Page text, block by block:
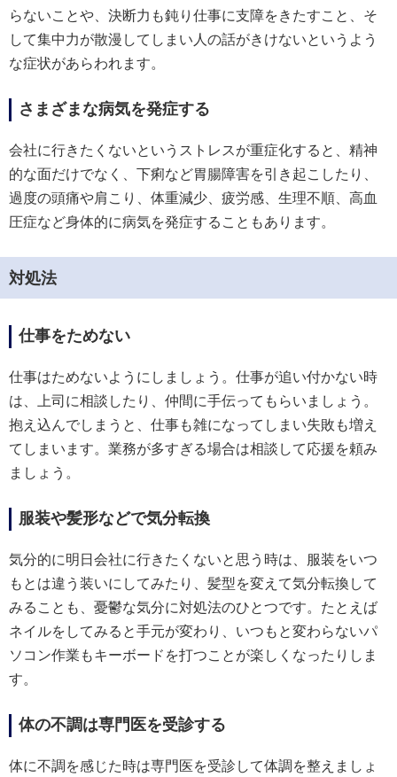
らないことや、決断力も鈍り仕事に支障をきたすこと、そ
して集中力が散漫してしまい人の話がきけないというよう
な症状があらわれます。
さまざまな病気を発症する
会社に行きたくないというストレスが重症化すると、精神
的な面だけでなく、下痢など胃腸障害を引き起こしたり、
過度の頭痛や肩こり、体重減少、疲労感、生理不順、高血
圧症など身体的に病気を発症することもあります。
対処法
仕事をためない
仕事はためないようにしましょう。仕事が追い付かない時
は、上司に相談したり、仲間に手伝ってもらいましょう。
抱え込んでしまうと、仕事も雑になってしまい失敗も増え
てしまいます。業務が多すぎる場合は相談して応援を頼み
ましょう。
服装や髪形などで気分転換
気分的に明日会社に行きたくないと思う時は、服装をいつ
もとは違う装いにしてみたり、髪型を変えて気分転換して
みることも、憂鬱な気分に対処法のひとつです。たとえば
ネイルをしてみると手元が変わり、いつもと変わらないパ
ソコン作業もキーボードを打つことが楽しくなったりしま
す。
体の不調は専門医を受診する
体に不調を感じた時は専門医を受診して体調を整えましょ